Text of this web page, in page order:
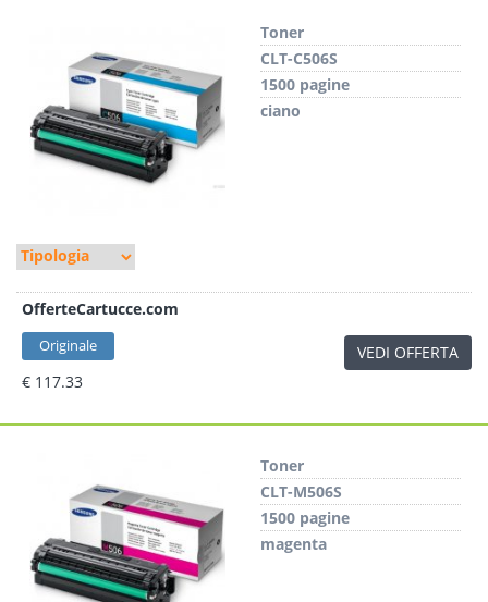
Toner
CLT-C506S
1500 pagine
ciano
OfferteCartucce.com
Originale
€ 117.33
VEDI OFFERTA
Toner
CLT-M506S
1500 pagine
magenta